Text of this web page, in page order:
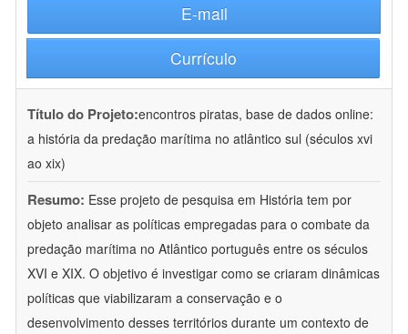
E-mail
Currículo
Título do Projeto:encontros piratas, base de dados online:
a história da predação marítima no atlântico sul (séculos xvi
ao xix)
Resumo: Esse projeto de pesquisa em História tem por
objeto analisar as políticas empregadas para o combate da
predação marítima no Atlântico português entre os séculos
XVI e XIX. O objetivo é investigar como se criaram dinâmicas
políticas que viabilizaram a conservação e o
desenvolvimento desses territórios durante um contexto de